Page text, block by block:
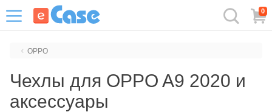
0
OPPO
Чехлы для OPPO A9 2020 и
аксессуары